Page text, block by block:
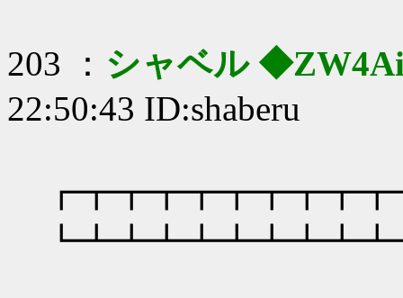
203 ： シャベル
22:50:43 ID:shaberu